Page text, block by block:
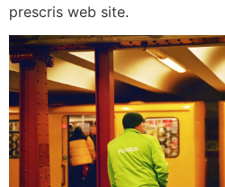
prescris web site.